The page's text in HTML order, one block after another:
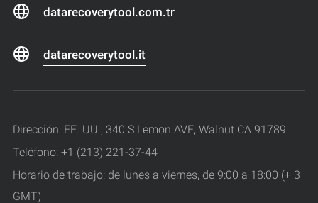
datarecoverytool.com.tr
datarecoverytool.it
Dirección: EE. UU., 340 S Lemon AVE, Walnut CA 91789
Teléfono: +1 (213) 221-37-44
Horario de trabajo: de lunes a viernes, de 9:00 a 18:00 (+ 3
GMT)